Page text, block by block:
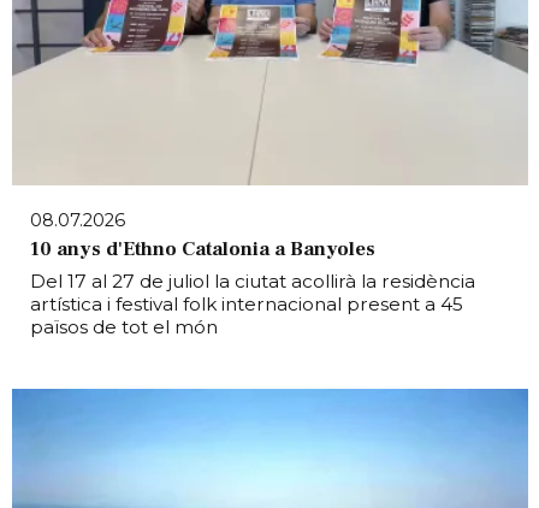
08.07.2026
10 anys d'Ethno Catalonia a Banyoles
Del 17 al 27 de juliol la ciutat acollirà la residència
artística i festival folk internacional present a 45
països de tot el món